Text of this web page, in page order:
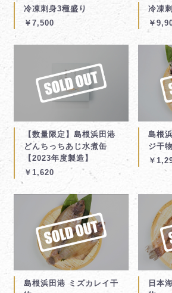
冷凍刺身3種盛り
￥7,500
冷凍
￥
【数量限定】島根浜田港
どんちっちあじ水煮缶
【2023年度製造】
￥1,620
島根
ジ干物
￥
島根浜田港 ミズカレイ干
日本